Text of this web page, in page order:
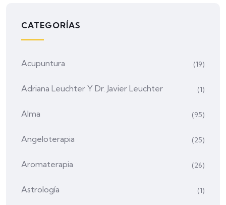
CATEGORÍAS
Acupuntura (19)
Adriana Leuchter Y Dr. Javier Leuchter (1)
Alma (95)
Angeloterapia (25)
Aromaterapia (26)
Astrología (1)